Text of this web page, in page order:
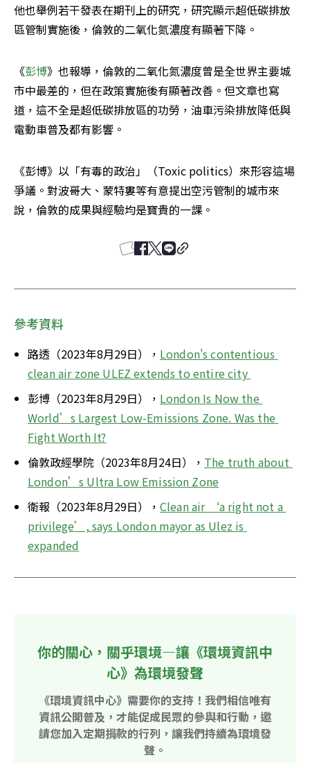
他也舉例若干發表在期刊上的研究，研究顯示超低碳排放
區管制實施後，倫敦的二氧化氮濃度有顯著下降。
《彭博》也報導，倫敦的二氧化氮濃度曾是全世界主要城
市中最差的，但在政策實施後有顯著改善。但文章也寫
道，這不全是超低碳排放區的功勞，油車污染排放降低與
電動車普及都有影響。
《彭博》以「有毒的政治」（Toxic politics）來形容這場
爭議。對波哥大、蒙特婁等有意提出空污管制的城市來
說，倫敦的成果與經驗均是寶貴的一課。
參考資料
路透（2023年8月29日）， London's contentious
clean air zone ULEZ extends to entire city
彭博（2023年8月29日）， London Is Now the
World’s Largest Low-Emissions Zone. Was the
Fight Worth It?
倫敦政經學院（2023年8月24日）， The truth about
London’s Ultra Low Emission Zone
衛報（2023年8月29日）， Clean air ‘a right not a
privilege’, says London mayor as Ulez is
expanded
你的關心，關乎環境—讓《環境資訊中
心》為環境發聲
《環境資訊中心》需要你的支持！我們相信唯有
資訊公開普及，才能促成民眾的參與和行動，邀
請您加入定期捐款的行列，讓我們持續為環境發
聲。